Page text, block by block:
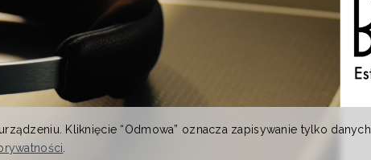
Kliknięcie “Odmowa” oznacza zapisywanie tylko danych